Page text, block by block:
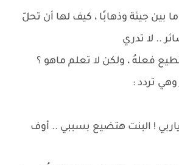
بين جيئة وذهابًا ، كيف لها أن تحلّ
.. لا تدري
فعلهُ ، ولكن لا تعلم ماهو ؟
تردد :
! البنت هتضيع بسببي .. أوف